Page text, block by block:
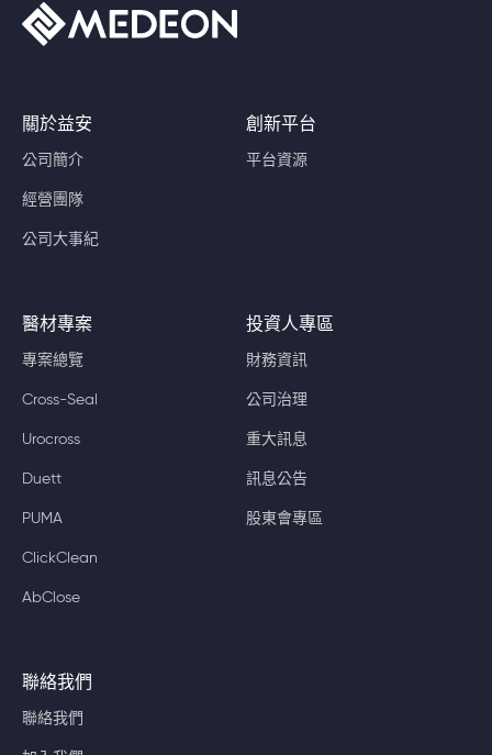
關於益安
公司簡介
經營團隊
公司大事紀
創新平台
平台資源
醫材專案
專案總覽
Cross-Seal
Urocross
Duett
PUMA
ClickClean
AbClose
投資人專區
財務資訊
公司治理
重大訊息
訊息公告
股東會專區
聯絡我們
聯絡我們